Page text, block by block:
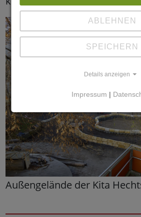
Außengelände der Kita
ABLEHNEN
SPEICHERN
Details anzeigen
Impressum |